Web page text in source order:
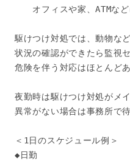
オフィスや家、ATMなど
駆けつけ対処では、動物な
状況の確認ができたら監視
危険を伴う対応はほとんど
夜勤時は駆けつけ対処がメ
異常がない場合は事務所で
＜1日のスケジュール例＞
◆日勤